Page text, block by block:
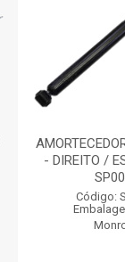
- DIREITO /
Código: